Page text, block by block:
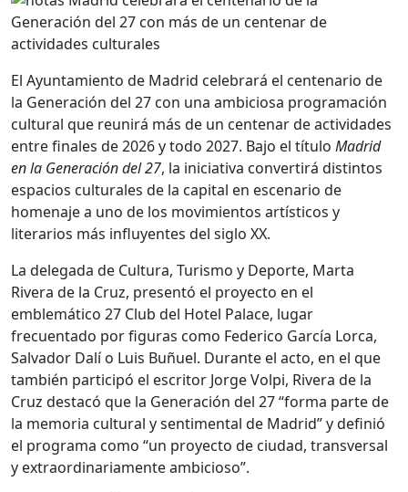
El Ayuntamiento de Madrid celebrará el centenario de
la Generación del 27 con una ambiciosa programación
cultural que reunirá más de un centenar de actividades
entre finales de 2026 y todo 2027. Bajo el título Madrid
en la Generación del 27, la iniciativa convertirá distintos
espacios culturales de la capital en escenario de
homenaje a uno de los movimientos artísticos y
literarios más influyentes del siglo XX.
La delegada de Cultura, Turismo y Deporte, Marta
Rivera de la Cruz, presentó el proyecto en el
emblemático 27 Club del Hotel Palace, lugar
frecuentado por figuras como Federico García Lorca,
Salvador Dalío Luis Buñuel. Durante el acto, en el que
también participó el escritor Jorge Volpi, Rivera de la
Cruz destacó que la Generación del 27 “forma parte de
la memoria cultural y sentimental de Madrid” y definió
el programa como “un proyecto de ciudad, transversal
y extraordinariamente ambicioso”.